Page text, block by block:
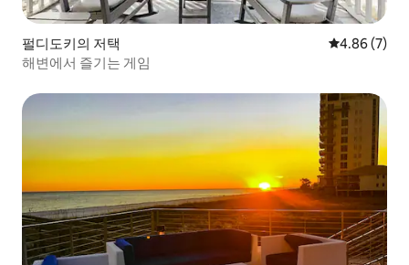
펄디도키의 저택 평점 4.86점
4.86 (7)
해변에서 즐기는 게임